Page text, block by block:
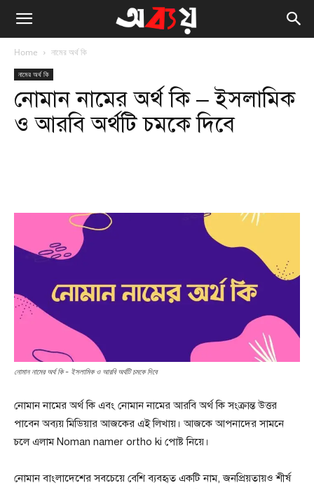
Home নামের অর্থ কি
নামের অর্থ কি
নোমান নামের অর্থ কি – ইসলামিক
ও আরবি অর্থটি চমকে দিবে
নোমান নামের অর্থ কি - ইসলামিক ও আরবি অর্থটি চমকে দিবে
নোমান নামের অর্থ কি এবং নোমান নামের আরবি অর্থ কি সংক্রান্ত উত্তর
পাবেন অব্যয় মিডিয়ার আজকের এই লিখায়। আজকে আপনাদের সামনে
চলে এলাম Noman namer ortho ki পোষ্ট নিয়ে।
নোমান বাংলাদেশের সবচেয়ে বেশি ব্যবহৃত একটি নাম, জনপ্রিয়তায়ও শীর্ষ